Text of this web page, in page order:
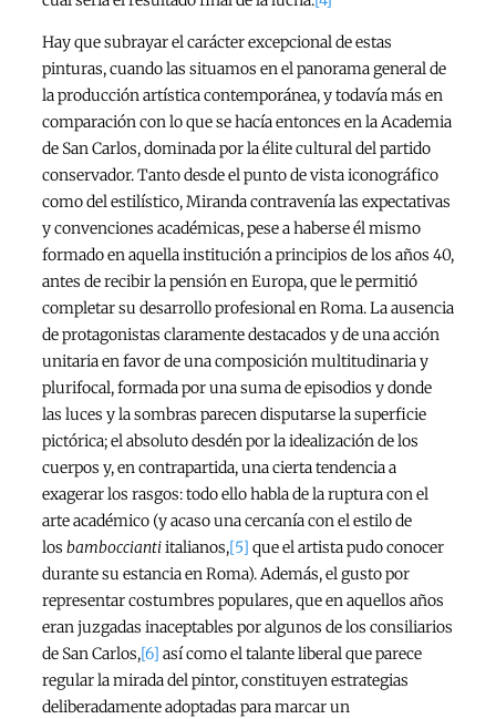
Hay que subrayar el carácter excepcional de estas
pinturas, cuando las situamos en el panorama general de
la producción artística contemporánea, y todavía más en
comparación con lo que se hacía entonces en la Academia
de San Carlos, dominada por la élite cultural del partido
conservador. Tanto desde el punto de vista iconográfico
como del estilístico, Miranda contravenía las expectativas
y convenciones académicas, pese a haberse él mismo
formado en aquella institución a principios de los años 40,
antes de recibir la pensión en Europa, que le permitió
completar su desarrollo profesional en Roma. La ausencia
de protagonistas claramente destacados y de una acción
unitaria en favor de una composición multitudinaria y
plurifocal, formada por una suma de episodios y donde
las luces y la sombras parecen disputarse la superficie
pictórica; el absoluto desdén por la idealización de los
cuerpos y, en contrapartida, una cierta tendencia a
exagerar los rasgos: todo ello habla de la ruptura con el
arte académico (y acaso una cercanía con el estilo de
los bambocciantiitalianos,[5] que el artista pudo conocer
durante su estancia en Roma). Además, el gusto por
representar costumbres populares, que en aquellos años
eran juzgadas inaceptables por algunos de los consiliarios
de San Carlos,[6] así como el talante liberal que parece
regular la mirada del pintor, constituyen estrategias
deliberadamente adoptadas para marcar un